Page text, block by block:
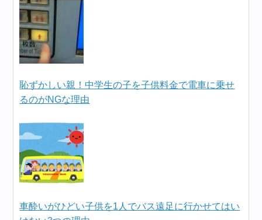
恥ずかしい親！中学生の子を子供料金で電車に乗せ
るのがNGな理由
車酔いがひどい子供を1人でバス遠足に行かせてはい